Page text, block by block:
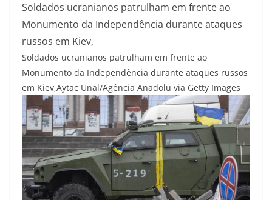
Soldados ucranianos patrulham em frente ao
Monumento da Independência durante ataques
russos em Kiev,
Soldados ucranianos patrulham em frente ao
Monumento da Independência durante ataques russos
em Kiev,Aytac Unal/Agência Anadolu via Getty Images